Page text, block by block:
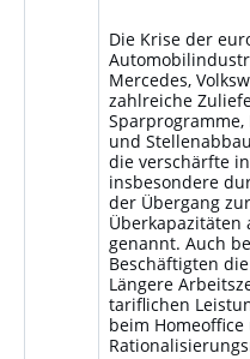
Die Krise der
Mercedes,
zahlreiche
und
die verschärfte
insbesondere
der Übergang
Überkapazitäten
genannt. Auch
Beschäftigten
Längere
tariflichen
beim